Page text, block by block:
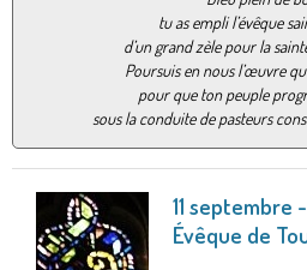
tu as empli l’évêque
d’un grand zèle pour la
Poursuis en nous l’œuvre
pour que ton peuple
sous la conduite de pasteurs
11 septembre
Évêque de